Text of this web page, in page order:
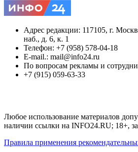
Адрес редакции: 117105, г.
наб., д. 6, к. 1
Телефон: +7 (958) 578-04-18
E-mail.: mail@info24.ru
По вопросам рекламы и
+7 (915) 059-63-33
Любое использование материалов
наличии ссылки на INFO24.RU; 18+,
Правила применения